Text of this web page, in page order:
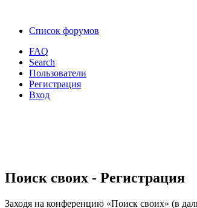
Список форумов
FAQ
Search
Пользователи
Регистрация
Вход
Поиск своих - Регистрация
Заходя на конференцию «Поиск своих» (в